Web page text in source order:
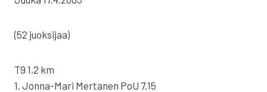
(52 juoksijaa)
T9 1,2 km
1. Jonna-Mari Mertanen PoU 7.15